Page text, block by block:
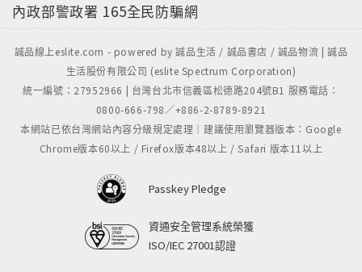
內政部警政署 165全民防騙網
誠品線上eslite.com - powered by 誠品生活 / 誠品書店 / 誠品物流 | 誠品
生活股份有限公司 (eslite Spectrum Corporation)
統一編號：27952966 | 台灣台北市信義區松德路204號B1 服務電話：
0800-666-798／+886-2-8789-8921
本網站已依台灣網站內容分級規定處理｜建議使用瀏覽器版本：Google
Chrome版本60以上 / Firefox版本48以上 / Safari 版本11以上
Passkey Pledge
資通安全管理系統榮獲
ISO/IEC 27001認證